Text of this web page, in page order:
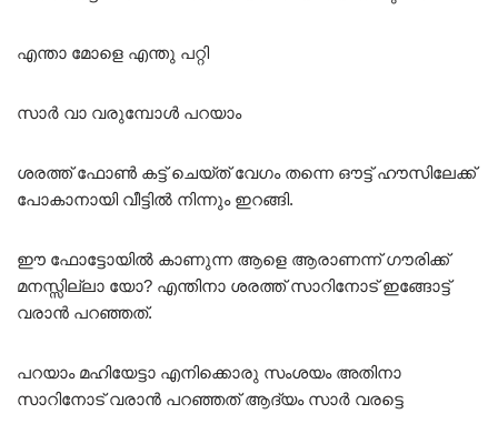
എന്താ മോളെ എന്തു പറ്റി
സാർ വാ വരുമ്പോൾ പറയാം
ശരത്ത് ഫോൺ കട്ട് ചെയ്ത് വേഗം തന്നെ ഔട്ട് ഹൗസിലേക്ക്
പോകാനായി വീട്ടിൽ നിന്നും ഇറങ്ങി.
ഈ ഫോട്ടോയിൽ കാണുന്ന ആളെ ആരാണന്ന് ഗൗരിക്ക്
മനസ്സില്ലാ യോ? എന്തിനാ ശരത്ത് സാറിനോട് ഇങ്ങോട്ട്
വരാൻ പറഞ്ഞത്.
പറയാം മഹിയേട്ടാ എനിക്കൊരു സംശയം അതിനാ
സാറിനോട് വരാൻ പറഞ്ഞത് ആദ്യം സാർ വരട്ടെ